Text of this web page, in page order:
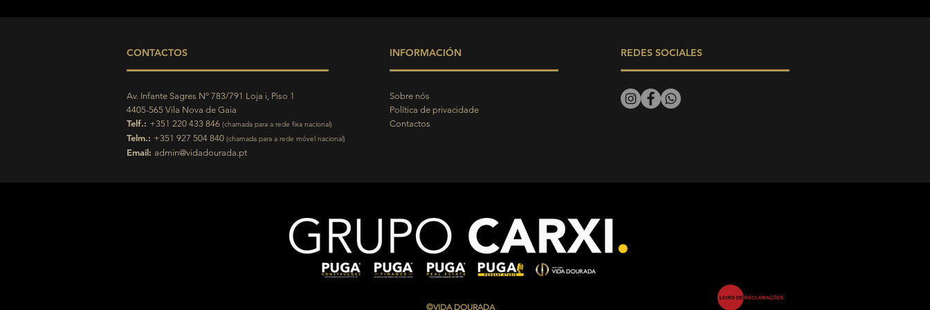
CONTACTOS
Av. Infante Sagres Nº 783/791 Loja i, Piso 1
4405-565 Vila Nova de Gaia
Telf.: +351 220 433 846 (chamada para a rede fixa nacional)
Telm.: +351 927 504 840 (chamada para a rede móvel nacional)
Email: admin@vidadourada.pt
INFORMACIÓN
Sobre nós
Política de privacidade
Contactos
REDES SOCIALES
©VIDA DOURADA